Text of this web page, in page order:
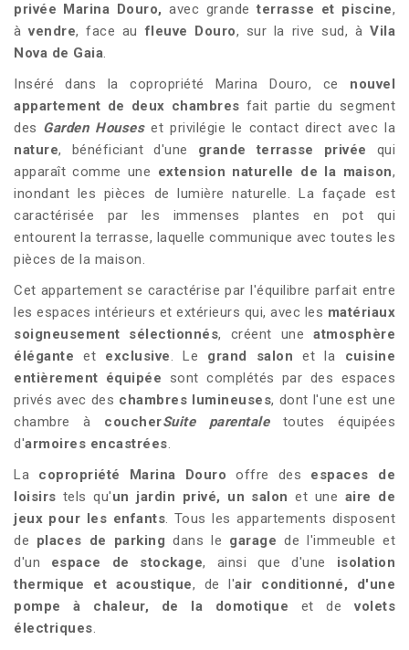
privée
Marina Douro,avec grandeterrasse et piscine,
àvendre, face aufleuve Douro, sur la rive sud, àVila
Nova de Gaia.
Inséré dans la copropriété Marina Douro, ce nouvel
appartement de deux chambres fait partie du segment
des Garden Houseset privilégie le contact direct avec la
nature, bénéficiant d'une grande terrasse privée qui
apparaît comme une extension naturelle de la maison,
inondant les pièces de lumière naturelle. La façade est
caractérisée par les immenses plantes en pot qui
entourent la terrasse, laquelle communique avec toutes les
pièces de la maison.
Cet appartement se caractérise par l'équilibre parfait entre
les espaces intérieurs et extérieurs qui, avec les matériaux
soigneusement sélectionnés, créent une atmosphère
élégante et exclusive. Le grand salon et la cuisine
entièrement équipée sont complétés par des espaces
privés avec des chambres lumineuses, dont l'une est une
chambre à coucherSuite parentale toutes équipées
d'armoires encastrées.
La copropriété Marina Dourooffre des espaces de
loisirs tels qu'un jardin privé, un salon et une aire de
jeux pour les enfants. Tous les appartements disposent
de places de parking dans le garage de l'immeuble et
d'un espace de stockage, ainsi que d'une isolation
thermique et acoustique, de l'air conditionné, d'une
pompe à chaleur, de la domotique et devolets
électriques.